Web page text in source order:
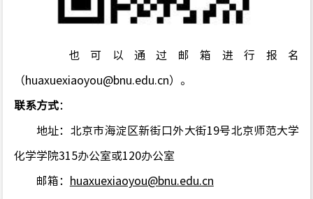
也可以通过邮箱进行报名
（ huaxuexiaoyou@bnu.edu.cn） 。
联系方式：
地址：北京市海淀区新街口外大街19号北京师范大学
化学学院315办公室或120办公室
邮箱： huaxuexiaoyou@bnu.edu.cn